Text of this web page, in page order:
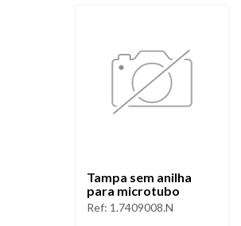
Tampa sem anilha
para microtubo
Ref: 1.7409008.N